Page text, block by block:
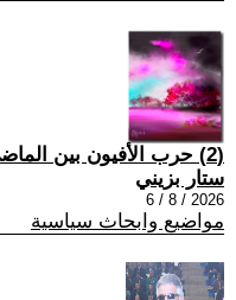
(2) حرب الأفيون بين الماضي و الحاضر
ستار بزيني
2026 / 8 / 6
مواضيع وابحاث سياسية